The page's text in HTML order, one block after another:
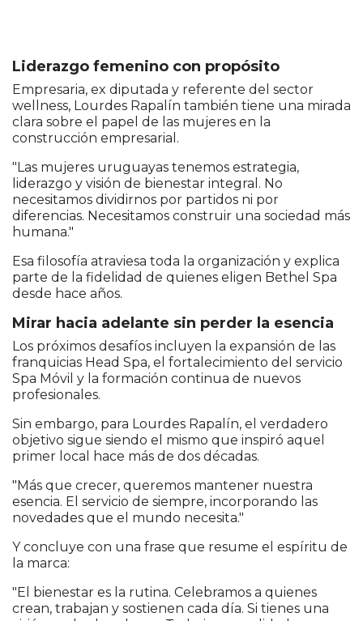
Liderazgo femenino con propósito
Empresaria, ex diputada y referente del sector
wellness, Lourdes Rapalín también tiene una mirada
clara sobre el papel de las mujeres en la
construcción empresarial.
"Las mujeres uruguayas tenemos estrategia,
liderazgo y visión de bienestar integral. No
necesitamos dividirnos por partidos ni por
diferencias. Necesitamos construir una sociedad más
humana."
Esa filosofía atraviesa toda la organización y explica
parte de la fidelidad de quienes eligen Bethel Spa
desde hace años.
Mirar hacia adelante sin perder la esencia
Los próximos desafíos incluyen la expansión de las
franquicias Head Spa, el fortalecimiento del servicio
Spa Móvil y la formación continua de nuevos
profesionales.
Sin embargo, para Lourdes Rapalín, el verdadero
objetivo sigue siendo el mismo que inspiró aquel
primer local hace más de dos décadas.
"Más que crecer, queremos mantener nuestra
esencia. El servicio de siempre, incorporando las
novedades que el mundo necesita."
Y concluye con una frase que resume el espíritu de
la marca:
"El bienestar es la rutina. Celebramos a quienes
crean, trabajan y sostienen cada día. Si tienes una